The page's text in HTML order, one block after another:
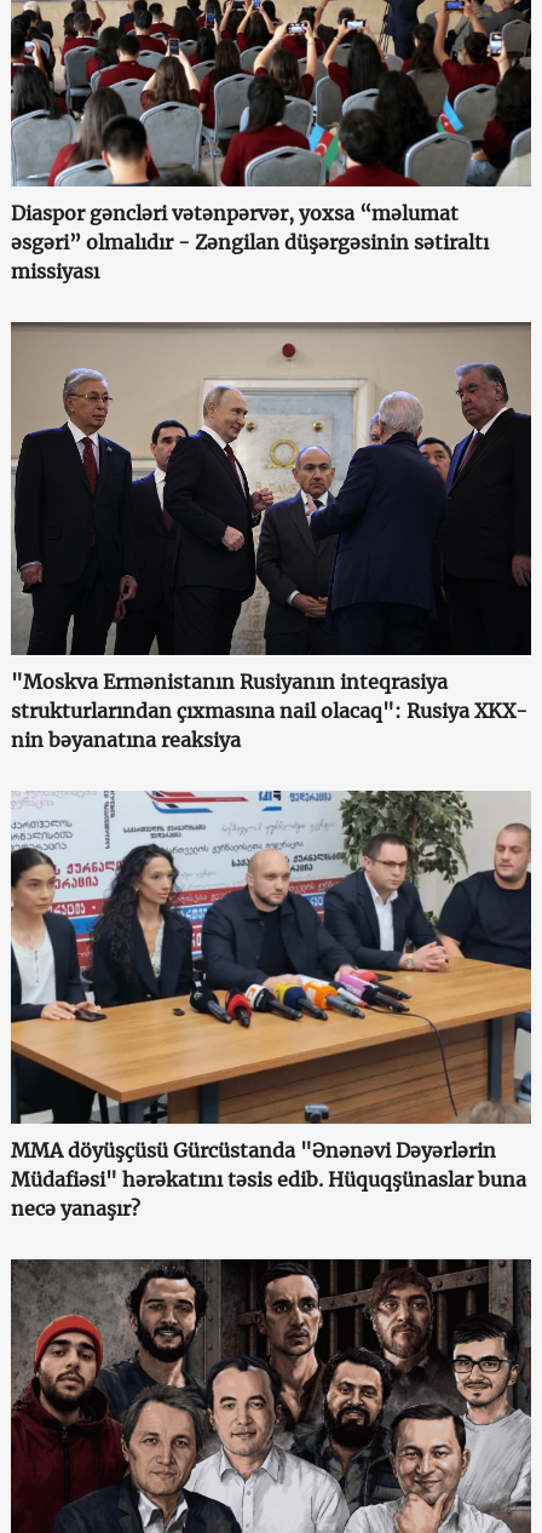
Diaspor gəncləri vətənpərvər, yoxsa “məlumat
əsgəri” olmalıdır - Zəngilan düşərgəsinin sətiraltı
missiyası
"Moskva Ermənistanın Rusiyanın inteqrasiya
strukturlarından çıxmasına nail olacaq": Rusiya XKX-
nin bəyanatına reaksiya
MMA döyüşçüsü Gürcüstanda "Ənənəvi Dəyərlərin
Müdafiəsi" hərəkatını təsis edib. Hüquqşünaslar buna
necə yanaşır?